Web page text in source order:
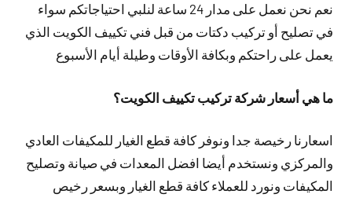
نعم نحن نعمل على مدار 24 ساعة لنلبي احتياجاتكم سواء
في تصليح أو تركيب دكتات من قبل فني تكييف الكويت الذي
يعمل على راحتكم وبكافة الأوقات وطيلة أيام الأسبوع
ما هي أسعار شركة تركيب تكييف الكويت؟
اسعارنا رخيصة جدا ونوفر كافة قطع الغيار للمكيفات العادي
والمركزي ونستخدم أيضا افضل المعدات في صيانة وتصليح
المكيفات ونورد للعملاء كافة قطع الغيار وبسعر رخيص